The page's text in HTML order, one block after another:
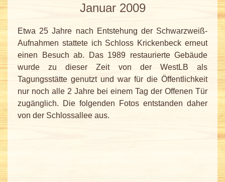
Januar 2009
Etwa 25 Jahre nach Entstehung der Schwarzweiß-
Aufnahmen stattete ich Schloss Krickenbeck erneut
einen Besuch ab. Das 1989 restaurierte Gebäude
wurde zu dieser Zeit von der WestLB als
Tagungsstätte genutzt und war für die Öffentlichkeit
nur noch alle 2 Jahre bei einem Tag der Offenen Tür
zugänglich. Die folgenden Fotos entstanden daher
von der Schlossallee aus.